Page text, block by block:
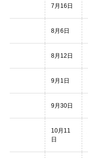
7月16日
8月6日
8月12日
9月1日
9月30日
10月11
日